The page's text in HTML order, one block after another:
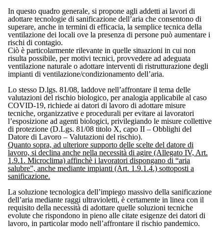
In questo quadro generale, si propone agli addetti ai lavori di
adottare tecnologie di sanificazione dell’aria che consentono di
superare, anche in termini di efficacia, la semplice tecnica della
ventilazione dei locali ove la presenza di persone può aumentare i
rischi di contagio.
Ciò è particolarmente rilevante in quelle situazioni in cui non
risulta possibile, per motivi tecnici, provvedere ad adeguata
ventilazione naturale o adottare interventi di ristrutturazione degli
impianti di ventilazione/condizionamento dell’aria.
Lo stesso D.lgs. 81/08, laddove nell’affrontare il tema delle
valutazioni del rischio biologico, per analogia applicabile al caso
COVID-19, richiede ai datori di lavoro di adottare misure
tecniche, organizzative e procedurali per evitare ai lavoratori
l’esposizione ad agenti biologici, privilegiando le misure collettive
di protezione (D.Lgs. 81/08 titolo X, capo II – Obblighi del
Datore di Lavoro – Valutazioni del rischio).
Quanto sopra, ad ulteriore supporto delle scelte del datore di
lavoro, si declina anche nella necessità di agire (Allegato IV, Art.
1.9.1. Microclima) affinchè i lavoratori dispongano di “aria
salubre”, anche mediante impianti (Art. 1.9.1.4.) sottoposti a
sanificazione.
La soluzione tecnologica dell’impiego massivo della sanificazione
dell’aria mediante raggi ultravioletti, è certamente in linea con il
requisito della necessità di adottare quelle soluzioni tecniche
evolute che rispondono in pieno alle citate esigenze dei datori di
lavoro, in particolar modo nell’affrontare il rischio pandemico.